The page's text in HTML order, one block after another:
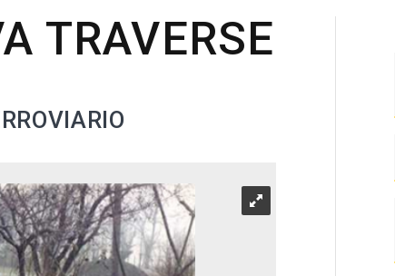
TRAVERSE